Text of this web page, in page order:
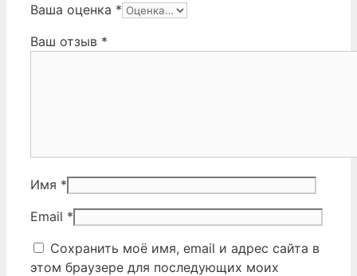
Ваша оценка *
Ваш отзыв *
Имя *
Email *
Сохранить моё имя, email и адрес сайта в
этом браузере для последующих моих